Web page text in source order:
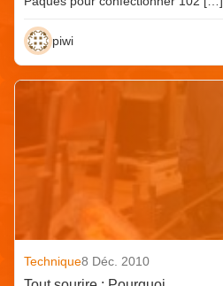
piwi
Technique8 Déc. 2010